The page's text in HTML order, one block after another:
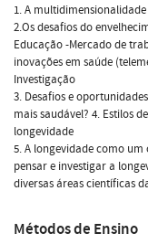
1. A
2.Os desafios do
Educação -Mercado de
inovações em saúde
Investigação
3. Desafios e
mais saudável? 4. Estilos
longevidade
5. A longevidade como
pensar e investigar a
diversas áreas científicas
Métodos de Ensino